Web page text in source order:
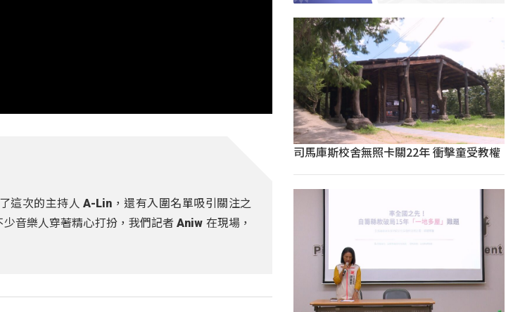
這次的主持人 A-Lin，還有入圍名單吸引關注之
音樂人穿著精心打扮，我們記者 Aniw 在現場，
司馬庫斯校舍無照卡關22年 衝擊童受教權